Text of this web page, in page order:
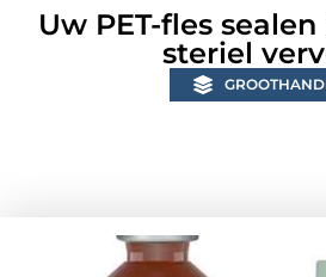
Uw PET-fles
steriel